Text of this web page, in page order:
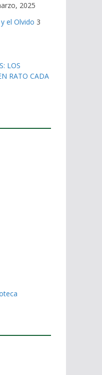
2025
el Olvido 3
LOS
RATO CADA